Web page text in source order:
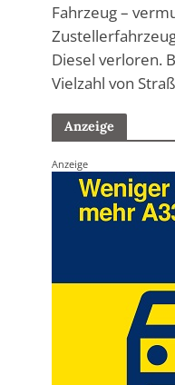
Fahrzeug –
Diesel verloren.
Vielzahl von
Anzeige
Anzeige